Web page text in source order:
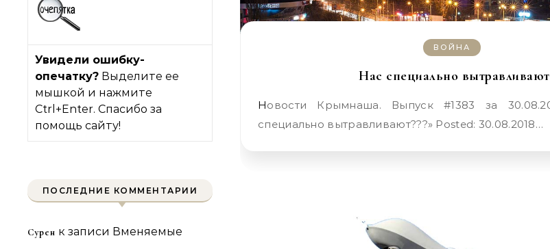
Увидели ошибку-
опечатку? Выделите ее
мышкой и нажмите
Ctrl+Enter. Спасибо за
помощь сайту!
ПОСЛЕДНИЕ КОММЕНТАРИИ
Сурен к записи Вменяемые
ВОЙНА
Нас специально вытравливают
Новости Крымнаша. Выпуск #1383 за 30.08.2018 «Может, нас
специально вытравливают???» Posted: 30.08.2018…